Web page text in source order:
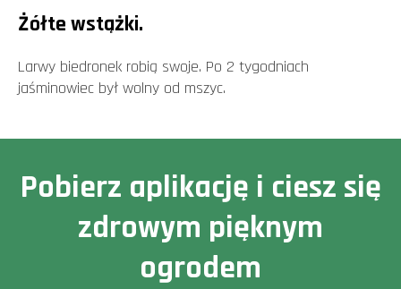
Żółte wstążki.
Larwy biedronek robią swoje. Po 2 tygodniach
jaśminowiec był wolny od mszyc.
Pobierz aplikację i ciesz się
zdrowym pięknym
ogrodem